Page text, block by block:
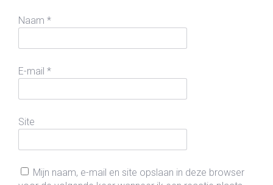
Naam *
E-mail *
Site
Mijn naam, e-mail en site opslaan in deze browser